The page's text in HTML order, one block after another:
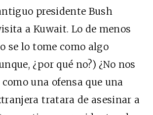
presidente Bush
a Kuwait. Lo de menos
se lo tome como algo
¿por qué no?) ¿No nos
una ofensa que una
tratara de asesinar a